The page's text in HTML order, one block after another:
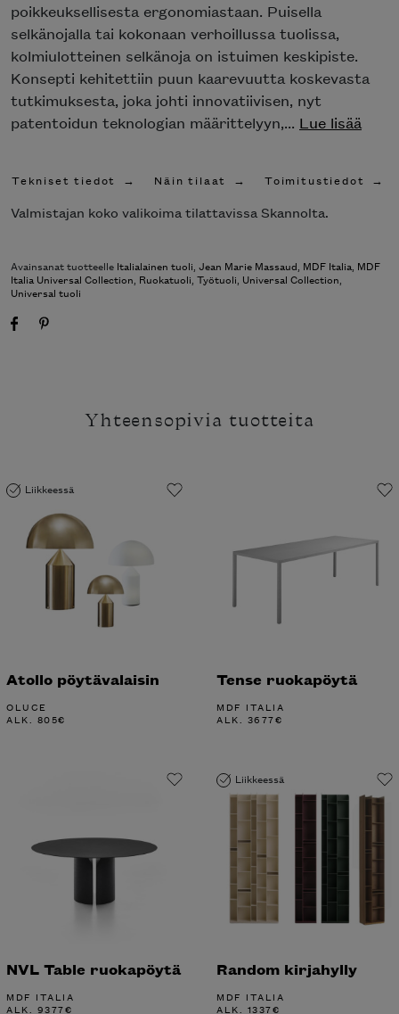
poikkeuksellisesta ergonomiastaan. Puisella
selkänojalla tai kokonaan verhoillussa tuolissa,
kolmiulotteinen selkänoja on istuimen keskipiste.
Konsepti kehitettiin puun kaarevuutta koskevasta
tutkimuksesta, joka johti innovatiivisen, nyt
patentoidun teknologian määrittelyyn,... Lue lisää
Tekniset tiedot Näin tilaat Toimitustiedot
Valmistajan koko valikoima tilattavissa Skannolta.
Avainsanat tuotteelle Italialainen tuoli, Jean Marie Massaud, MDF Italia, MDF
Italia Universal Collection, Ruokatuoli, Työtuoli, Universal Collection,
Universal tuoli
Yhteensopivia tuotteita
Liikkeessä
Atollo pöytävalaisin
OLUCE
ALK. 805€
Tense ruokapöytä
MDF ITALIA
ALK. 3677€
NVL Table ruokapöytä
MDF ITALIA
ALK. 9377€
Liikkeessä
Random kirjahylly
MDF ITALIA
ALK. 1337€